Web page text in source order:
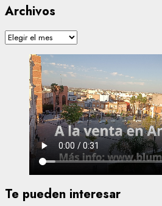
Archivos
Archivos
Te pueden interesar